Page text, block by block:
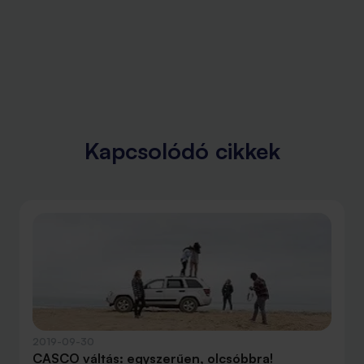
Kapcsolódó cikkek
CASCO váltás: egyszerűen, olcsóbbra!